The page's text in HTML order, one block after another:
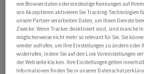
werden, werden vom Bund
Die Eidgenössische
geht laut einer Mitteilung vom
besseren Versorgungslage aus als in
wie Browserdaten oder eindeutige Kennungen auf
von Akzeptieren aktivieren Sie Tracking-Technologien
unsere Partner verarbeiten Daten, um Ihnen Dienste
Zwecke. Wenn Tracker deaktiviert sind, sind manche
möglicherweise nicht mehr so relevant für Sie. Sie
wieder aufrufen, um Ihre Einstellungen zu ändern oder
widerrufen, indem Sie auf den Link Voreinstellungen
der Webseite klicken. Ihre Einstellungen gelten
Informationen finden Sie in unserer